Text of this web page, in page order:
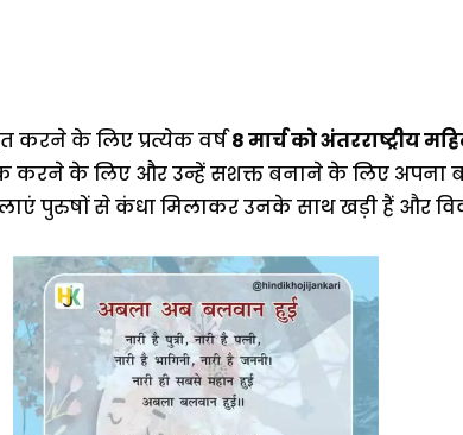
करने के लिए प्रत्येक वर्ष8 मार्च को अंतरराष्ट्रीय
के लिए और उन्हें सशक्त बनाने के लिए अपना
पुरुषों से कंधा मिलाकर उनके साथ खड़ी हैं और